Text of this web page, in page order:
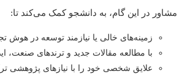
مشاور در این گام، به دانشجو کمک می‌کند تا:
زمینه‌های خالی یا نیازمند توسعه در هوش
با مطالعه مقالات جدید و ترندهای صنعت،
علایق شخصی خود را با نیازهای پژوهشی